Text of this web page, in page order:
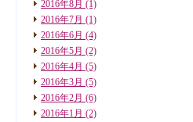
2016年8月 (1)
2016年7月 (1)
2016年6月 (4)
2016年5月 (2)
2016年4月 (5)
2016年3月 (5)
2016年2月 (6)
2016年1月 (2)